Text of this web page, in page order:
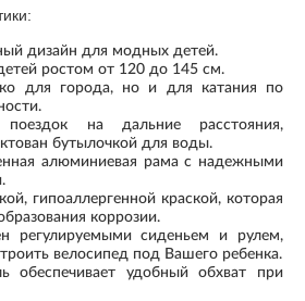
дизайн для модных детей.
ростом от 120 до 145 см.
для города, но и для катания по
на дальние расстояния,
бутылочкой для воды.
алюминиевая рама с надежными
гипоаллергенной краской, которая
коррозии.
регулируемыми сиденьем и рулем,
велосипед под Вашего ребенка.
обеспечивает удобный обхват при